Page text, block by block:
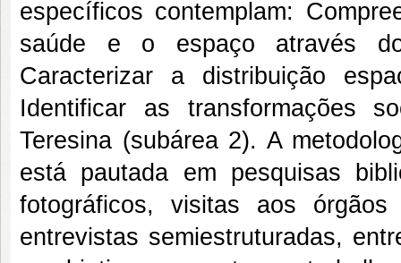
específicos contemplam:
saúde e o espaço através
Caracterizar a distribuição
Identificar as transformações
Teresina (subárea 2). A
está pautada em pesquisas
fotográficos, visitas aos
entrevistas semiestruturadas,